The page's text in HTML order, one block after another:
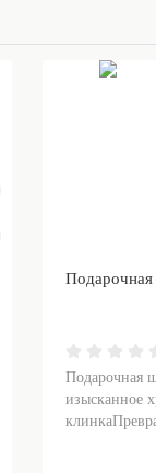
Подарочная
Подарочная
изысканное